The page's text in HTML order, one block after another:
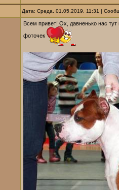
Дата: Среда, 01.05.2019, 11:31 |
Всем привет! Ох, давненько нас
фоточек